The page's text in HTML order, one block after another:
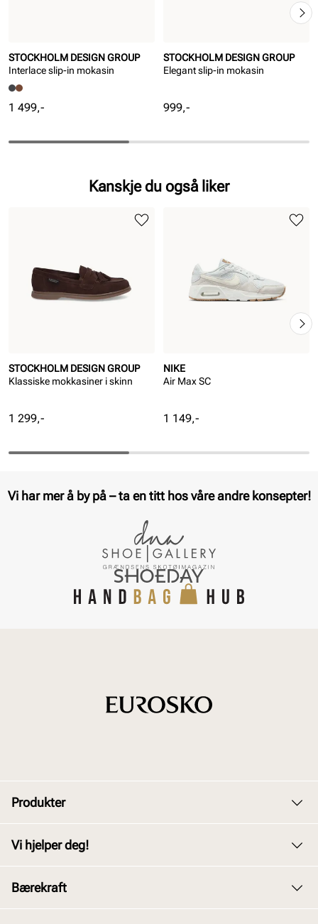
STOCKHOLM DESIGN GROUP
Interlace slip-in mokasin
Pris
1 499,-
STOCKHOLM DESIGN GROUP
Elegant slip-in mokasin
Pris
999,-
Kanskje du også liker
STOCKHOLM DESIGN GROUP
Klassiske mokkasiner i skinn
Pris
1 299,-
NIKE
Air Max SC
Pris
1 149,-
Vi har mer å by på – ta en titt hos våre andre konsepter!
Produkter
Barn
Vi hjelper deg!
Bærekraft